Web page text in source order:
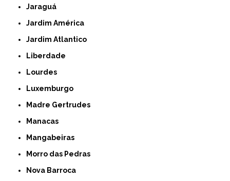
Jaraguá
Jardim América
Jardim Atlantico
Liberdade
Lourdes
Luxemburgo
Madre Gertrudes
Manacas
Mangabeiras
Morro das Pedras
Nova Barroca